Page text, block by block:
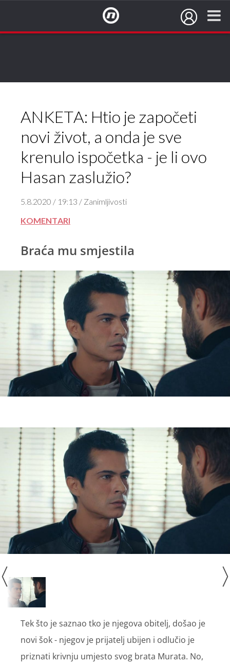
ANKETA: Htio je započeti
novi život, a onda je sve
krenulo ispočetka - je li ovo
Hasan zaslužio?
5.8.2020 / 19:13 / Zanimljivosti
KOMENTARI
Braća mu smjestila
Tek što je saznao tko je njegova obitelj, došao je
novi šok - njegov je prijatelj ubijen i odlučio je
priznati krivnju umjesto svog brata Murata. No,